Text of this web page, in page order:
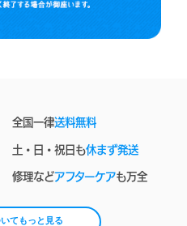
全国一律送料無料
土・日・祝日も休まず発送
修理などアフターケアも万全
てもっと見る